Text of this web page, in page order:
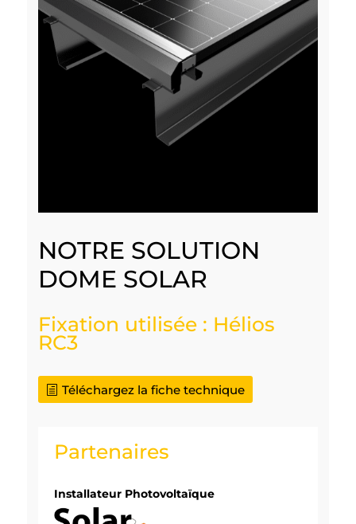
NOTRE SOLUTION
DOME SOLAR
Fixation utilisée : Hélios
RC3
Téléchargez la fiche technique
Partenaires
Installateur Photovoltaïque